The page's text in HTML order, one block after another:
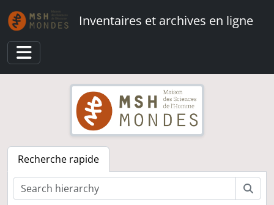
Skip to main content
Inventaires et archives en ligne
Toggle navigation
Recherche rapide